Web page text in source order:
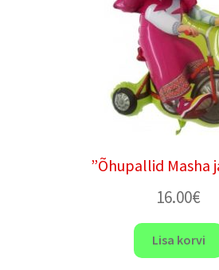
”Õhupallid Masha
16.00€
Lisa korvi